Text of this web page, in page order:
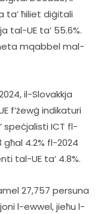
ta’ ħiliet diġitali
UE ta’ 55.6%.
mqabbel mal-
il-Slovakkja
f’żewġ indikaturi
speċjalisti ICT fl-
4.2% fl-2024
tal-UE ta’ 4.8%.
27,757 persuna
l-ewwel, jieħu l-